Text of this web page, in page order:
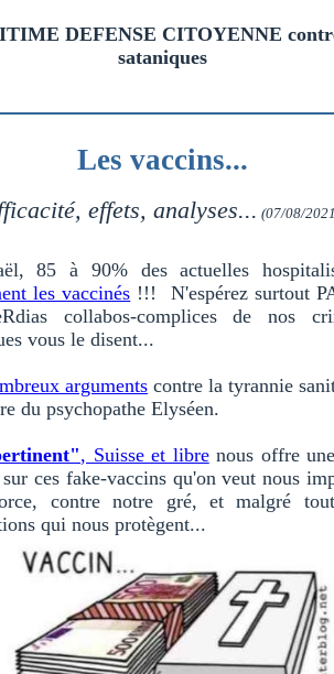
DEFENSE CITOYENNE
sataniques
Les vaccins...
effets, analyses... (07/08/
85 à 90% des actuelles
les vaccinés !!! N'espérez surtout
collabos-complices de nos
vous le disent...
arguments contre la tyrannie
du psychopathe Elyséen.
, Suisse et librenous offre
ces fake-vaccins qu'on veut nous
contre notre gré, et malgré
qui nous protègent...